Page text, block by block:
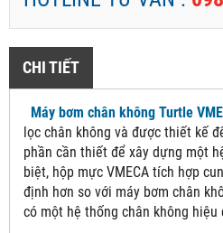
CHI TIẾT
Máy bơm chân không Turtle
lọc chân không và được thiết kế
phần cần thiết để xây dựng một
biệt, hộp mực VMECA tích hợp
định hơn so với máy bơm chân
có một hệ thống chân không hiệu